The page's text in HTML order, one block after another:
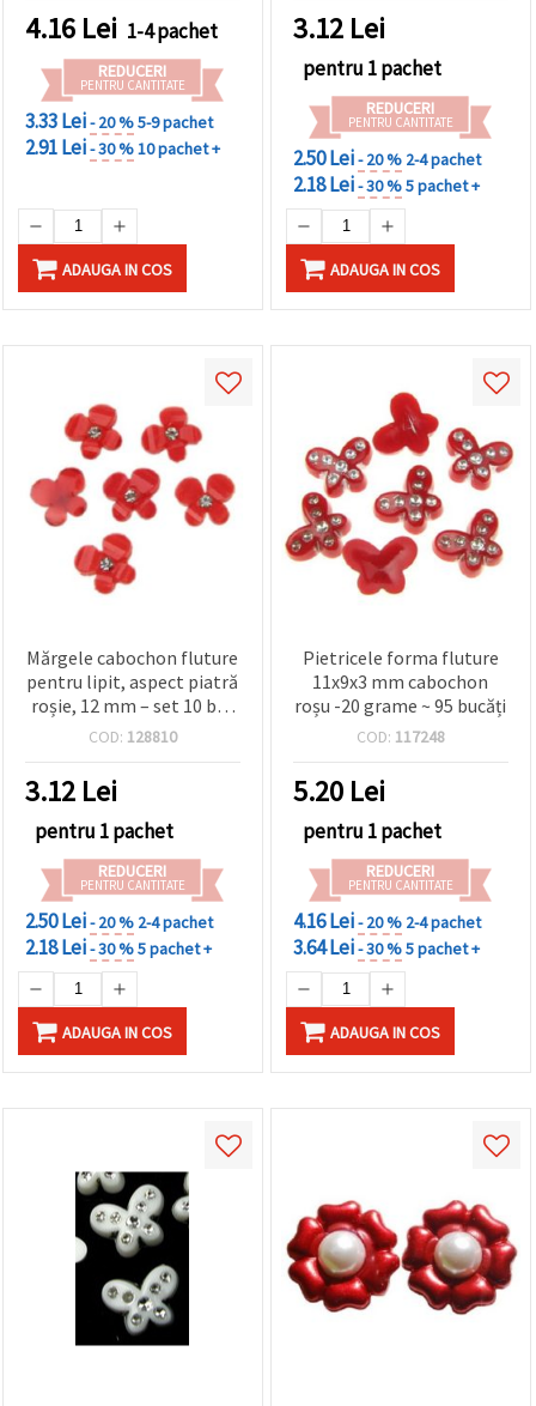
4.16 Lei 1-4 pachet
REDUCERI
PENTRU CANTITATE
3.33 Lei- 20 %5-9 pachet
2.91 Lei- 30 %10 pachet +
ADAUGA IN COS
proiecte DIY creative
3.12 Lei
pentru 1 pachet
REDUCERI
PENTRU CANTITATE
2.50 Lei- 20 % 2-4 pachet
2.18 Lei- 30 %5 pachet +
ADAUGA IN COS
Mărgele cabochon fluture
pentru lipit, aspect piatră
roșie, 12 mm – set 10 buc
– ideale pentru bijuterii
proiecte DIY handmade
COD: 128810
3.12 Lei
pentru 1 pachet
REDUCERI
PENTRU CANTITATE
2.50 Lei- 20 % 2-4 pachet
2.18 Lei- 30 %5 pachet +
ADAUGA IN COS
Pietricele forma fluture
11x9x3 mm cabochon
roșu -20 grame ~ 95 bucăți
COD: 117248
5.20 Lei
pentru 1 pachet
REDUCERI
PENTRU CANTITATE
4.16 Lei- 20 % 2-4 pachet
3.64 Lei- 30 %5 pachet +
ADAUGA IN COS